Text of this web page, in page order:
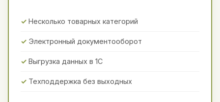
Несколько товарных категорий
Электронный документооборот
Выгрузка данных в 1С
Техподдержка без выходных